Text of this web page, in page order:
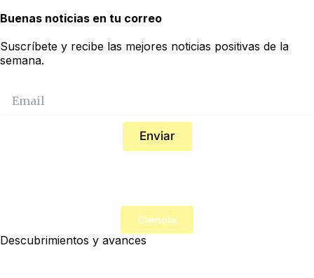
Buenas noticias en tu correo
Suscríbete y recibe las mejores noticias positivas de la
semana.
Enviar
Ciencia
Descubrimientos y avances